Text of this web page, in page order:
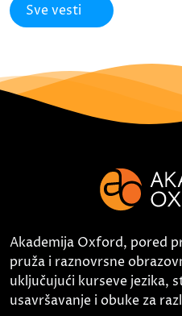
Sve vesti
Akademija Oxford, pored
pruža i raznovrsne
uključujući kurseve jezika,
usavršavanje i obuke za